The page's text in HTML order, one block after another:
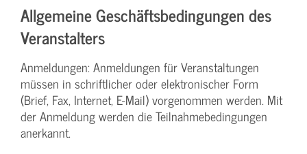
Allgemeine Geschäftsbedingungen des
Veranstalters
Anmeldungen: Anmeldungen für Veranstaltungen
müssen in schriftlicher oder elektronischer Form
(Brief, Fax, Internet, E-Mail) vorgenommen werden. Mit
der Anmeldung werden die Teilnahme­bedingungen
anerkannt.